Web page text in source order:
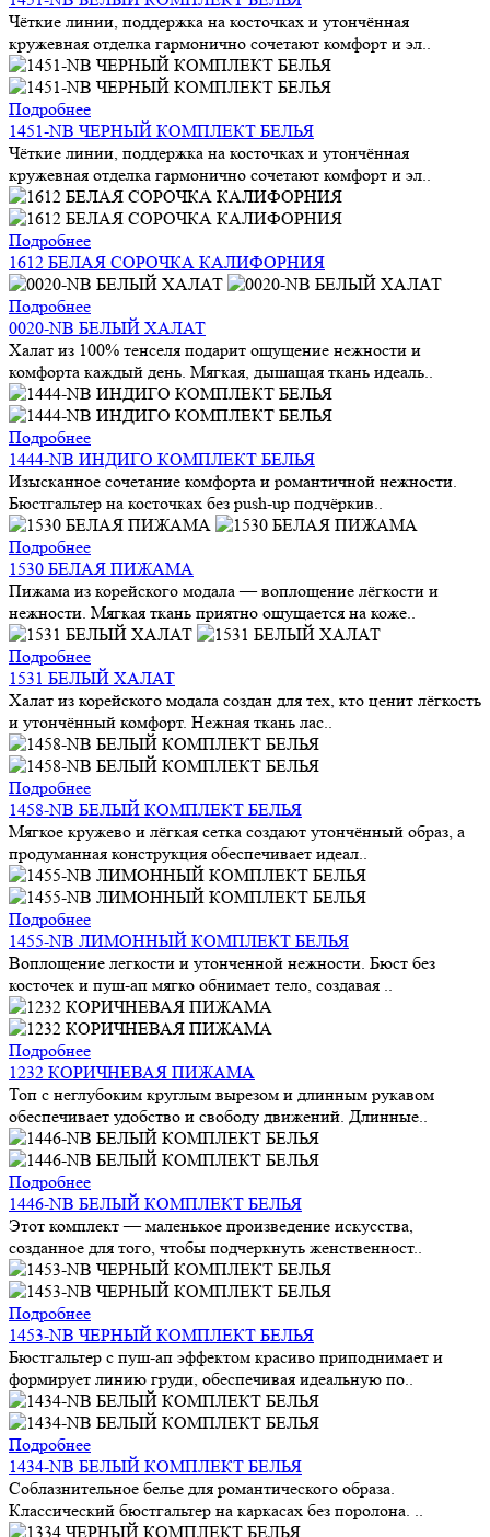
Чёткие линии, поддержка на косточках и утончённая
кружевная отделка гармонично сочетают комфорт и эл..
Подробнее
1451-NB ЧЕРНЫЙ КОМПЛЕКТ БЕЛЬЯ
Чёткие линии, поддержка на косточках и утончённая
кружевная отделка гармонично сочетают комфорт и эл..
Подробнее
1612 БЕЛАЯ СОРОЧКА КАЛИФОРНИЯ
Подробнее
0020-NB БЕЛЫЙ ХАЛАТ
Халат из 100% тенселя подарит ощущение нежности и
комфорта каждый день. Мягкая, дышащая ткань идеаль..
Подробнее
1444-NB ИНДИГО КОМПЛЕКТ БЕЛЬЯ
Изысканное сочетание комфорта и романтичной нежности.
Бюстгальтер на косточках без push-up подчёркив..
Подробнее
1530 БЕЛАЯ ПИЖАМА
Пижама из корейского модала — воплощение лёгкости и
нежности. Мягкая ткань приятно ощущается на коже..
Подробнее
1531 БЕЛЫЙ ХАЛАТ
Халат из корейского модала создан для тех, кто ценит лёгкость
и утончённый комфорт. Нежная ткань лас..
Подробнее
1458-NB БЕЛЫЙ КОМПЛЕКТ БЕЛЬЯ
Мягкое кружево и лёгкая сетка создают утончённый образ, а
продуманная конструкция обеспечивает идеал..
Подробнее
1455-NB ЛИМОННЫЙ КОМПЛЕКТ БЕЛЬЯ
Воплощение легкости и утонченной нежности. Бюст без
косточек и пуш-ап мягко обнимает тело, создавая ..
Подробнее
1232 КОРИЧНЕВАЯ ПИЖАМА
Топ с неглубоким круглым вырезом и длинным рукавом
обеспечивает удобство и свободу движений. Длинные..
Подробнее
1446-NB БЕЛЫЙ КОМПЛЕКТ БЕЛЬЯ
Этот комплект — маленькое произведение искусства,
созданное для того, чтобы подчеркнуть женственност..
Подробнее
1453-NB ЧЕРНЫЙ КОМПЛЕКТ БЕЛЬЯ
Бюстгальтер с пуш-ап эффектом красиво приподнимает и
формирует линию груди, обеспечивая идеальную по..
Подробнее
1434-NB БЕЛЫЙ КОМПЛЕКТ БЕЛЬЯ
Соблазнительное белье для романтического образа.
Классический бюстгальтер на каркасах без поролона. ..